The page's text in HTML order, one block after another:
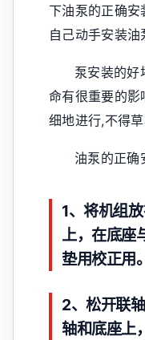
下油泵的正确
自己动手安装油
泵安装的好
命有很重要的影
细地进行,不得草
油泵的正确
1、将机组
上，在底座
垫用校正用。
2、松开联
轴和底座上